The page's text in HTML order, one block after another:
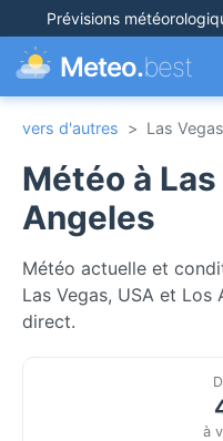
Prévisions
Meteo.best
vers d'autres > Las
Météo à
Angeles
Météo actuelle et
Las Vegas, USA et Los
direct.
à